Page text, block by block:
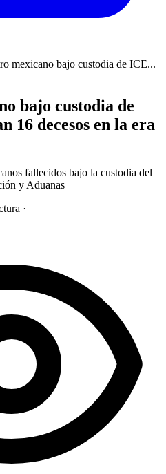
mexicano bajo custodia de ICE...
bajo custodia de
16 decesos en la era
fallecidos bajo la custodia del
y Aduanas
·